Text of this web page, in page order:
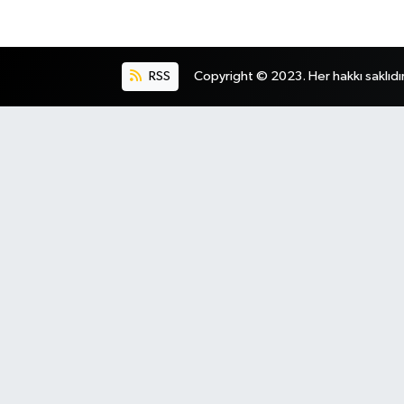
RSS Copyright © 2023. Her hakkı